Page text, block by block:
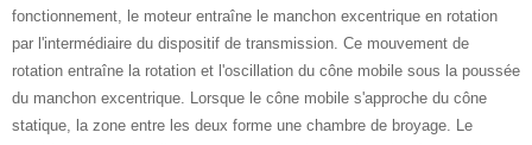
fonctionnement, le moteur entraîne le manchon excentrique en rotation
par l'intermédiaire du dispositif de transmission. Ce mouvement de
rotation entraîne la rotation et l'oscillation du cône mobile sous la poussée
du manchon excentrique. Lorsque le cône mobile s'approche du cône
statique, la zone entre les deux forme une chambre de broyage. Le